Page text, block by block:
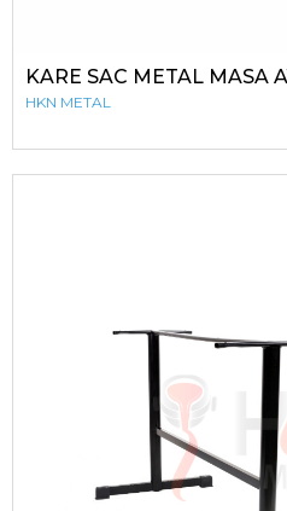
KARE SAC METAL MASA
HKN METAL